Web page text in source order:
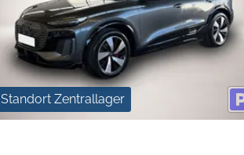
Standort Zentrallager